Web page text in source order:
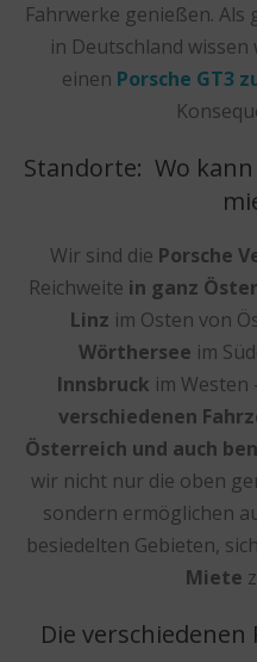
Fahrwerke genießen. Als
in Deutschland
einen Porsche GT3
Standorte: Wo
Wir sind die Porsche
Reichweite in ganz
Linz im Osten von
Wörthersee im
Innsbruck im Westen
verschiedenen
Österreich und auch
wir nicht nur die oben
sondern ermöglichen
besiedelten Gebieten,
Miete
Die verschiedenen